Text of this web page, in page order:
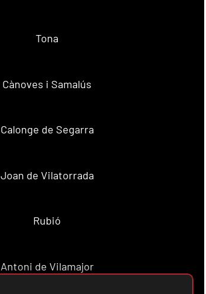
Tona
Cànoves i Samalús
Calonge de Segarra
Joan de Vilatorrada
Rubió
Antoni de Vilamajor